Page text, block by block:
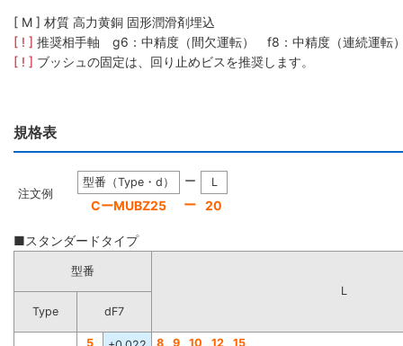
[ M ] 材質 高力黄銅 固形潤滑剤埋込
[ ! ] 推奨相手軸 g6：中精度（間欠運転） f8：中精度（連続運
[ ! ] ブッシュの固定は、回り止めビスを推奨します。
規格表
注文例
型番（Type・d） ー L
CーMUBZ25 ー 20
■スタンダードタイプ
型番
L
Type
dF7
5 8 9 10 12
15